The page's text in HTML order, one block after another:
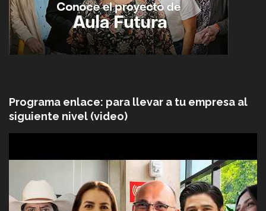
Programa enlace: para llevar a tu empresa al
siguiente nivel (video)